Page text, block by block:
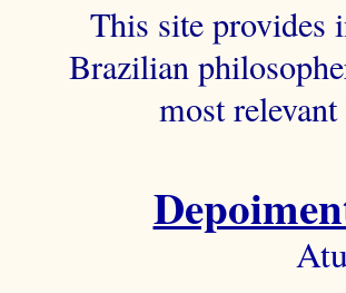
This site provides
Brazilian
most